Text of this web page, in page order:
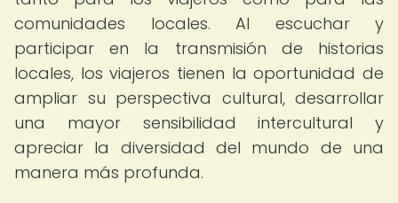
comunidades locales. Al escuchar y
participar en la transmisión de historias
locales, los viajeros tienen la oportunidad de
ampliar su perspectiva cultural, desarrollar
una mayor sensibilidad intercultural y
apreciar la diversidad del mundo de una
manera más profunda.